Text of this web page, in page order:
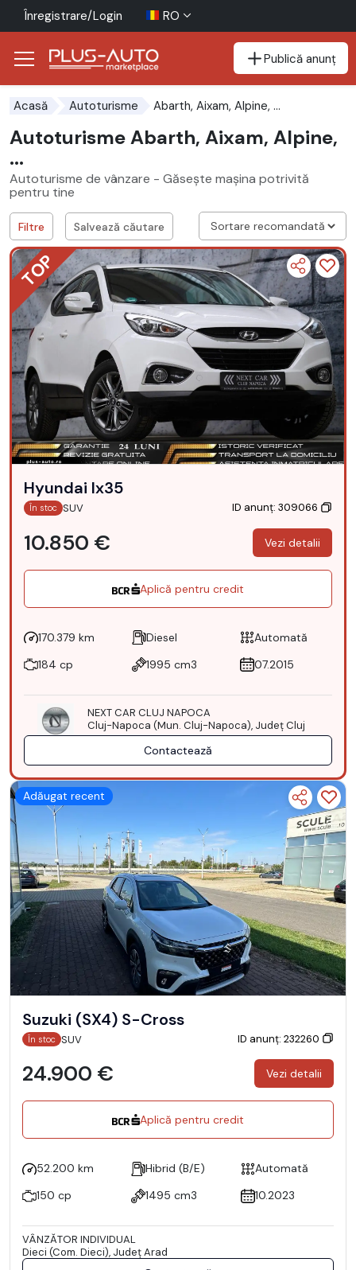
Înregistrare/Login RO
Publică anunț
Acasă Autoturisme Abarth, Aixam, Alpine, ...
Autoturisme Abarth, Aixam, Alpine,
...
Autoturisme de vânzare - Găsește mașina potrivită
pentru tine
Salvează căutare
Filtre
TOP
Hyundai Ix35
În stoc SUV ID anunț: 309066
10.850 € Vezi detalii
Aplică pentru credit
170.379 km Diesel
Automată
184 cp
1995 cm3 07.2015
NEXT CAR CLUJ NAPOCA
Cluj-Napoca (Mun. Cluj-Napoca), Județ Cluj
Contactează
Adăugat recent
Suzuki (SX4) S-Cross
În stoc SUV ID anunț: 232260
24.900 € Vezi detalii
Aplică pentru credit
52.200 km Hibrid (B/E)
Automată
150 cp
1495 cm3 10.2023
VÂNZĂTOR INDIVIDUAL
Dieci (Com. Dieci), Județ Arad